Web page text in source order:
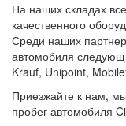
На наших складах
качественного
Среди наших
автомобиля
Krauf, Unipoint,
Приезжайте к нам,
пробег автомобиля